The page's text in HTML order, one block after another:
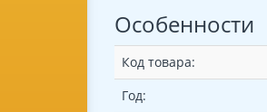
Особенности
Код товара:
Год: